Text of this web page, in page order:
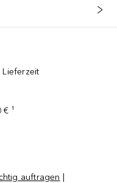
Lieferzeit
¹
auftragen